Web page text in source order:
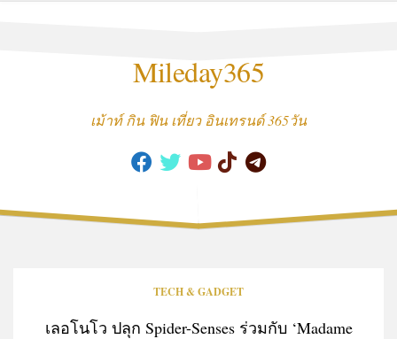
Mileday365
เม้าท์ กิน ฟิน เที่ยว อินเทรนด์ 365วัน
TECH & GADGET
เลอโนโว ปลุก Spider-Senses ร่วมกับ ‘Madame